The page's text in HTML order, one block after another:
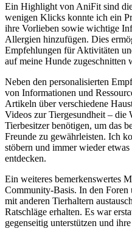
Ein Highlight von AniFit sind
wenigen Klicks konnte ich ein
ihre Vorlieben ‌sowie wichtige​
Allergien hinzufügen. Dies
Empfehlungen für Aktivitäten
‍auf meine Hunde zugeschnitten
Neben den personalisierten
von Informationen und
Artikeln über verschiedene
Videos zur Tiergesundheit – die
Tierbesitzer benötigen, um das
Freunde zu gewährleisten. Ich
stöbern und immer ‍wieder etwas
entdecken.
Ein weiteres ⁢bemerkenswertes
Community-Basis. In den
mit anderen Tierhaltern
Ratschläge erhalten. Es war
gegenseitig unterstützen ​und